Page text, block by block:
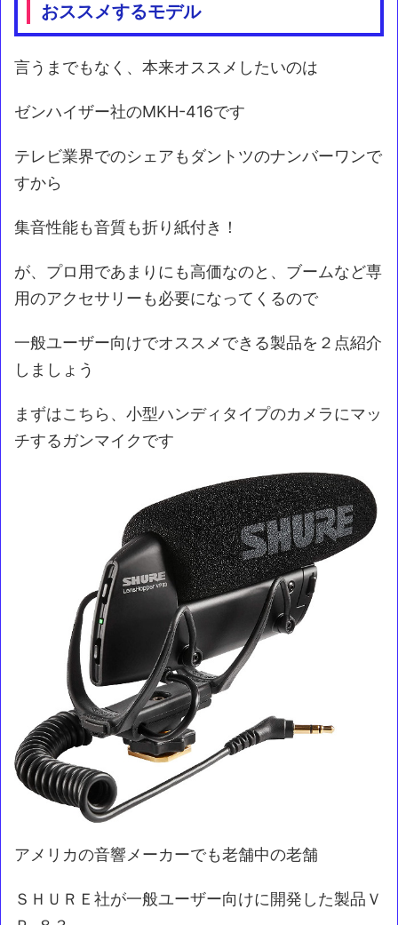
おススメするモデル
言うまでもなく、本来オススメしたいのは
ゼンハイザー社のMKH-416です
テレビ業界でのシェアもダントツのナンバーワンで
すから
集音性能も音質も折り紙付き！
が、プロ用であまりにも高価なのと、ブームなど専
用のアクセサリーも必要になってくるので
一般ユーザー向けでオススメできる製品を２点紹介
しましょう
まずはこちら、小型ハンディタイプのカメラにマッ
チするガンマイクです
アメリカの音響メーカーでも老舗中の老舗
ＳＨＵＲＥ社が一般ユーザー向けに開発した製品Ｖ